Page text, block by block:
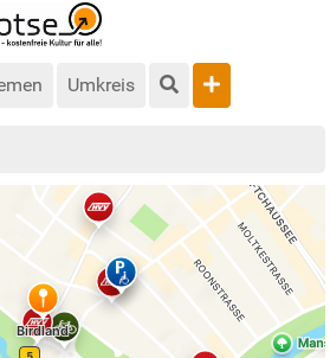
Umkreis